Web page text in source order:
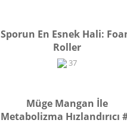
Sporun En Esnek Hali:
Roller
37
Müge Mangan İle
Metabolizma Hızlandırıcı